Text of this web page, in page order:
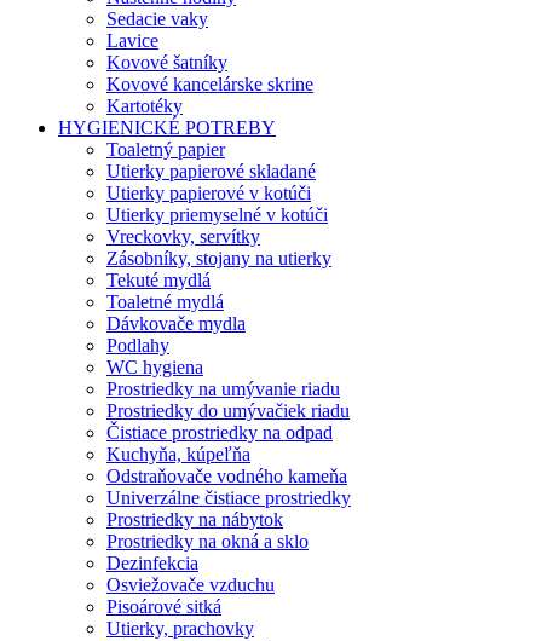
Sedacie vaky
Lavice
Kovové šatníky
Kovové kancelárske skrine
Kartotéky
HYGIENICKÉ POTREBY
Toaletný papier
Utierky papierové skladané
Utierky papierové v kotúči
Utierky priemyselné v kotúči
Vreckovky, servítky
Zásobníky, stojany na utierky
Tekuté mydlá
Toaletné mydlá
Dávkovače mydla
Podlahy
WC hygiena
Prostriedky na umývanie riadu
Prostriedky do umývačiek riadu
Čistiace prostriedky na odpad
Kuchyňa, kúpeľňa
Odstraňovače vodného kameňa
Univerzálne čistiace prostriedky
Prostriedky na nábytok
Prostriedky na okná a sklo
Dezinfekcia
Osviežovače vzduchu
Pisoárové sitká
Utierky, prachovky